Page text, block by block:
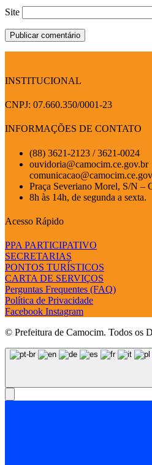
Site
INSTITUCIONAL
CNPJ: 07.660.350/0001-23
INFORMAÇÕES DE CONTATO
(88) 3621-2123 / 3621-0024
ouvidoria@camocim.ce.gov.br
Praça Severiano Morel, S/N –
8h às 14h, de segunda a sexta.
Acesso Rápido
PPA PARTICIPATIVO
SECRETARIAS
PONTOS TURÍSTICOS
CARTA DE SERVIÇOS
Perguntas Frequentes (FAQ)
Política de Privacidade
Facebook Instagram
© Prefeitura de Camocim. Todos os